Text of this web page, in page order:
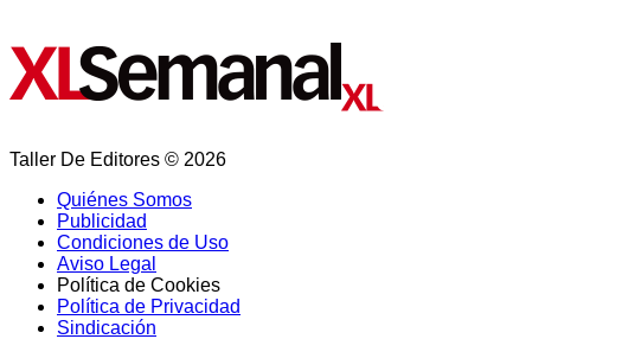
Taller De Editores © 2026
Quiénes Somos
Publicidad
Condiciones de Uso
Aviso Legal
Política de Cookies
Política de Privacidad
Sindicación